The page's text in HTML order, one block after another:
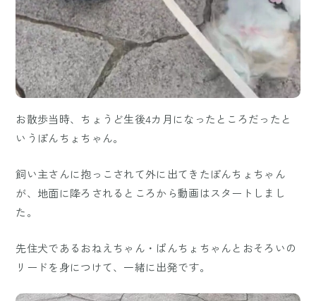
お散歩当時、ちょうど生後4カ月になったところだったと
いうぽんちょちゃん。
飼い主さんに抱っこされて外に出てきたぽんちょちゃん
が、地面に降ろされるところから動画はスタートしまし
た。
先住犬であるおねえちゃん・ぱんちょちゃんとおそろいの
リードを身につけて、一緒に出発です。